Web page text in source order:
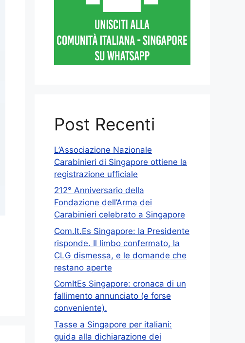
Post Recenti
L’Associazione Nazionale
Carabinieri di Singapore ottiene la
registrazione ufficiale
212° Anniversario della
Fondazione dell’Arma dei
Carabinieri celebrato a Singapore
Com.It.Es Singapore: la Presidente
risponde. Il limbo confermato, la
CLG dismessa, e le domande che
restano aperte
ComItEs Singapore: cronaca di un
fallimento annunciato (e forse
conveniente).
Tasse a Singapore per italiani:
guida alla dichiarazione dei